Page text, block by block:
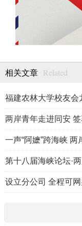
相关文章 Related
两岸青年走进同安
一声“阿嬷”跨海峡 两
第十八届海峡论坛·
设立分公司 全程可